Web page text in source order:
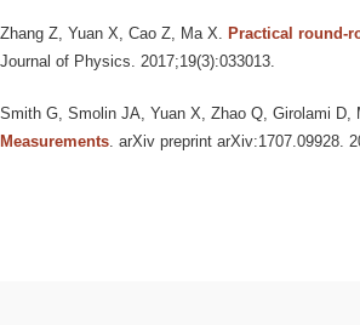
Zhang Z, Yuan X, Cao Z, Ma X Practical round-
Journal of Physics. 2017;19(3):033013.
Smith G, Smolin JA, Yuan X, Zhao Q, Girolami D,
Measurements . arXiv preprint arXiv:1707.09928.